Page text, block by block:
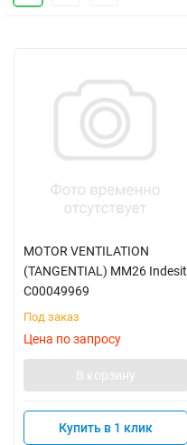
MOTOR VENTILATION
(TANGENTIAL) MM26 Indesit
C00049969
Под заказ
Цена по запросу
В корзину
Купить в 1 клик